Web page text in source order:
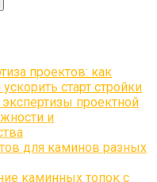
проектов: как
старт стройки
проектной
и
для каминов разных
каминных топок с